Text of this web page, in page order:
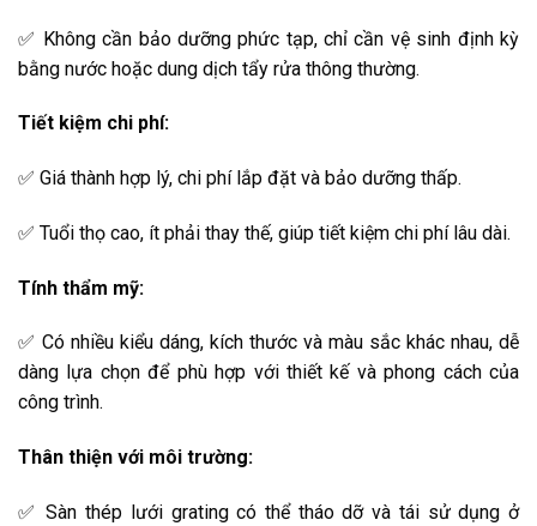
✅ Không cần bảo dưỡng phức tạp, chỉ cần vệ sinh định kỳ
bằng nước hoặc dung dịch tẩy rửa thông thường.
Tiết kiệm chi phí:
✅ Giá thành hợp lý, chi phí lắp đặt và bảo dưỡng thấp.
✅ Tuổi thọ cao, ít phải thay thế, giúp tiết kiệm chi phí lâu dài.
Tính thẩm mỹ:
✅ Có nhiều kiểu dáng, kích thước và màu sắc khác nhau, dễ
dàng lựa chọn để phù hợp với thiết kế và phong cách của
công trình.
Thân thiện với môi trường:
✅ Sàn thép lưới grating có thể tháo dỡ và tái sử dụng ở